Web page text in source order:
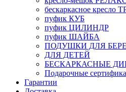
бескаркасное кресло
пуфик КУБ
пуфик ЦИЛИНДР
пуфик ШАЙБА
ПОДУШКИ ДЛЯ
ДЛЯ ДЕТЕЙ
БЕСКАРКАСНЫЕ
Подарочные
Гарантии